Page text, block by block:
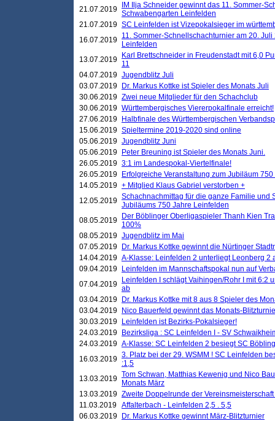
21.07.2019
IM Ilja Schneider gewinnt das 11. Sommer-
Schwabengarten Leinfelden
21.07.2019 SC Leinfelden ist Vizepokalsieger im
16.07.2019 11. Sommer-Schnellschachturnier am 20.
Leinfelden
13.07.2019
Karl Brettschneider in Freudenstadt mit 6,0
11
04.07.2019 Jugendblitz Juli
03.07.2019
Dr. Markus Kottke ist Spieler des Monats Juli
30.06.2019 Zwei neue Mitglieder für den Schachclub
30.06.2019 Württembergisches Viererpokalfinale erreicht!
27.06.2019
Halbfinale des Württembergischen
15.06.2019 Spieltermine 2019-2020 sind online
05.06.2019 Jugendblitz Juni
05.06.2019
Peter Breuning ist Spieler des Monats Juni.
26.05.2019 3:1 im Landespokal-Viertelfinale!
26.05.2019
Erfolgreiche Veranstaltung zum Jubiläum
14.05.2019 + Mitglied Klaus Gabriel verstorben +
12.05.2019 Schachnachmittag für die ganze Familie und
Jubiläums 750 Jahre Leinfelden
08.05.2019
Der Böblinger Oberligaspieler Thanh Kien
100%
08.05.2019 Jugendblitz im Mai
07.05.2019
Dr. Markus Kottke gewinnt die Nürtinger
14.04.2019 A-Klasse: Leinfelden 2 unterliegt Leonberg 2
09.04.2019
Leinfelden im Mannschaftspokal nun auf
07.04.2019
Leinfelden I schlägt Vaihingen/Rohr I mit 6:2
ab
03.04.2019
Dr. Markus Kottke mit 8 aus 8 Spieler des
03.04.2019
Nico Bauerfeld gewinnt das Monats-
30.03.2019
Leinfelden ist Bezirks-Pokalsieger!
24.03.2019
Bezirksliga : SC Leinfelden I - SV
24.03.2019 A-Klasse: SC Leinfelden 2 besiegt SC
16.03.2019 3. Platz bei der 29. WSMM ! SC Leinfelden
:1,5
13.03.2019 Tom Schwan, Matthias Kewenig und Nico
Monats März
13.03.2019 Zweite Doppelrunde der
11.03.2019 Affalterbach - Leinfelden 2,5 . 5,5
06.03.2019
Dr. Markus Kottke gewinnt März-Blitzturnier